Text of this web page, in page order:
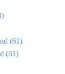
(61)
(61)